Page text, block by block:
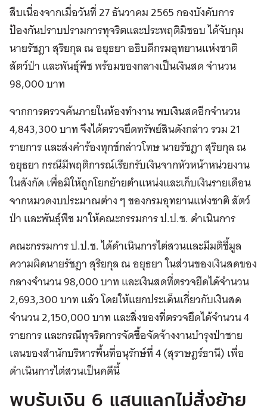
สืบเนื่องจากเมื่อวันที่ 27 ธันวาคม 2565 กองบังคับการ
ป้องกันปราบปรามการทุจริตและประพฤติมิชอบ ได้จับกุม
นายรัชฎา สุริยกุล ณ อยุธยา อธิบดีกรมอุทยานแห่งชาติ
สัตว์ป่า และพันธุ์พืช พร้อมของกลางเป็นเงินสด จำนวน
98,000 บาท
จากการตรวจค้นภายในห้องทำงาน พบเงินสดอีกจำนวน
4,843,300 บาท จึงได้ตรวจยึดทรัพย์สินดังกล่าว รวม 21
รายการ และส่งคำร้องทุกข์กล่าวโทษ นายรัชฎา สุริยกุล ณ
อยุธยา กรณีมีพฤติการณ์เรียกรับเงินจากหัวหน้าหน่วยงาน
ในสังกัด เพื่อมิให้ถูกโยกย้ายตำแหน่งและเก็บเงินรายเดือน
จากหมวดงบประมาณต่าง ๆ ของกรมอุทยานแห่งชาติ สัตว์
ป่า และพันธุ์พืช มาให้คณะกรรมการ ป.ป.ช. ดำเนินการ
คณะกรรมการ ป.ป.ช. ได้ดำเนินการไต่สวนและมีมติชี้มูล
ความผิดนายรัชฎา สุริยกุล ณ อยุธยา ในส่วนของเงินสดของ
กลางจำนวน 98,000 บาท และเงินสดที่ตรวจยึดได้จำนวน
2,693,300 บาท แล้ว โดยให้แยกประเด็นเกี่ยวกับเงินสด
จำนวน 2,150,000 บาท และสิ่งของที่ตรวจยึดได้จำนวน 4
รายการ และกรณีทุจริตการจัดซื้อจัดจ้างงานบำรุงป่าชาย
เลนของสำนักบริหารพื้นที่อนุรักษ์ที่ 4 (สุราษฎร์ธานี) เพื่อ
ดำเนินการไต่สวนเป็นคดีนี้
พบรับเงิน 6 แสนแลกไม่สั่งย้าย